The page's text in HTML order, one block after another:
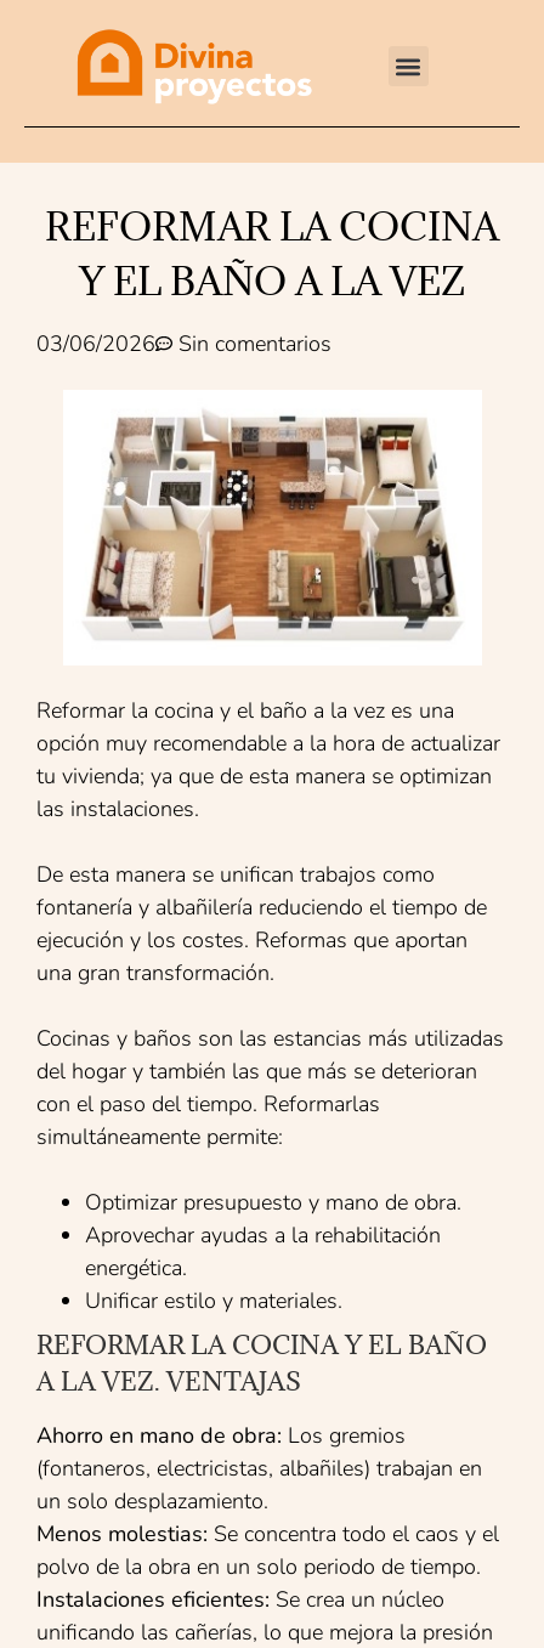
REFORMAR LA COCINA
Y EL BAÑO A LA VEZ
03/06/2026 Sin comentarios
Reformar la cocina y el baño a la vez es una
opción muy recomendable a la hora de actualizar
tu vivienda; ya que de esta manera se optimizan
las instalaciones.
De esta manera se unifican trabajos como
fontanería y albañilería reduciendo el tiempo de
ejecución y los costes. Reformas que aportan
una gran transformación.
Cocinas y baños son las estancias más utilizadas
del hogar y también las que más se deterioran
con el paso del tiempo. Reformarlas
simultáneamente permite:
Optimizar presupuesto y mano de obra.
Aprovechar ayudas a la rehabilitación
energética.
Unificar estilo y materiales.
REFORMAR LA COCINA Y EL BAÑO
A LA VEZ. VENTAJAS
Ahorro en mano de obra: Los gremios
(fontaneros, electricistas, albañiles) trabajan en
un solo desplazamiento.
Menos molestias: Se concentra todo el caos y el
polvo de la obra en un solo periodo de tiempo.
Instalaciones eficientes: Se crea un núcleo
unificando las cañerías, lo que mejora la presión